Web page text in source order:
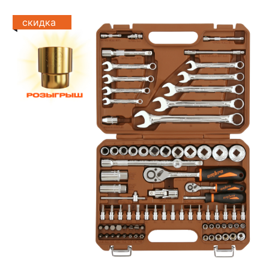
скидка